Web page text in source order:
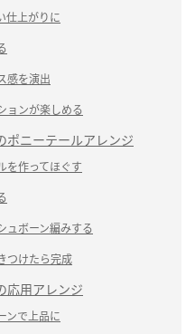
仕上がりに
感を演出
ョンが楽しめる
ポニーテールアレンジ
を作ってほぐす
ュボーン編みする
つけたら完成
応用アレンジ
ンで上品に